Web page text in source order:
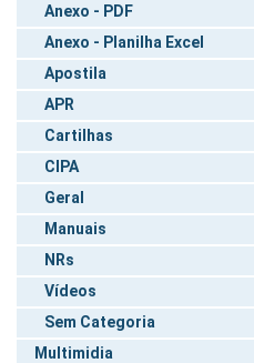
Anexo - PDF
Anexo - Planilha Excel
Apostila
APR
Cartilhas
CIPA
Geral
Manuais
NRs
Vídeos
Sem Categoria
Multimidia